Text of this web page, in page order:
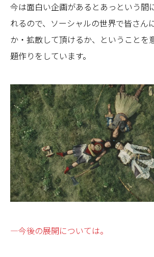
今は面白い企画があるとあっという間
れるので、ソーシャルの世界で皆さん
か・拡散して頂けるか、ということを
題作りをしています。
—今後の展開については。